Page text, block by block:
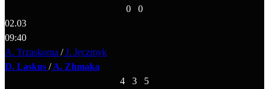
0
0
02.03
09:40
A. Trzaskoma /J. Jęczmyk
D. Laskus /A. Zhmaka
4
3
5